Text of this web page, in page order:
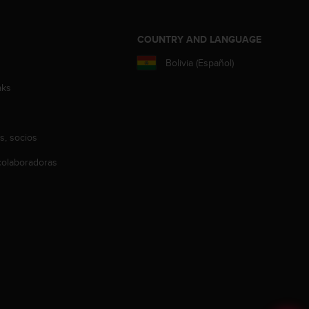
socios
COUNTRY AND LANGUAGE
Bolivia (Español)